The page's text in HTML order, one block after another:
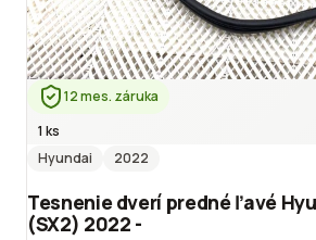
12 mes. záruka
1 ks
Hyundai
2022
Tesnenie dverí predné ľavé
(SX2) 2022 -